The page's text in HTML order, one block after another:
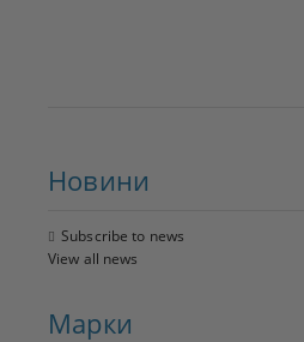
Новини
Subscribe to news
View all news
Марки